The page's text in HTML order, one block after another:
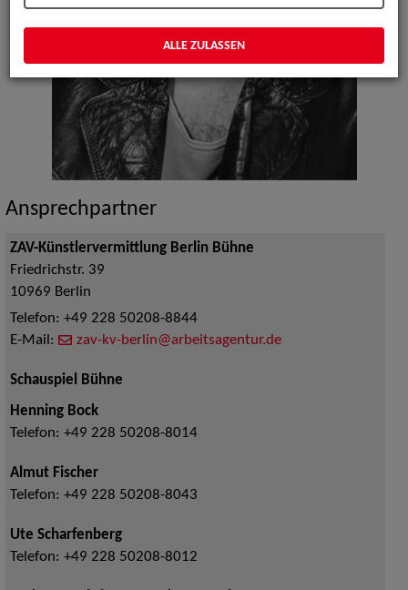
Ansprechpartner
ZAV-Künstlervermittlung Berlin Bühne
Friedrichstr. 39
10969 Berlin
Telefon: +49 228 50208-8844
E-Mail:
zav-kv-berlin@arbeitsagentur.de
Schauspiel Bühne
Henning Bock
Telefon: +49 228 50208-8014
Almut Fischer
Telefon: +49 228 50208-8043
Ute Scharfenberg
Telefon: +49 228 50208-8012
ALLE ZULASSEN